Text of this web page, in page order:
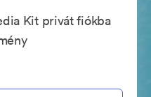
Kit privát fiókba